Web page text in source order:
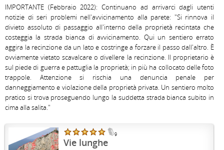
IMPORTANTE (Febbraio 2022): Continuano ad arrivarci dagli utenti
notizie di seri problemi nell'avvicinamento alla parete: "Si rinnova il
divieto assoluto di passaggio all'interno della proprietà recintata che
costeggia la strada bianca di avvicinamento. Qui un sentiero errato
aggira la recinzione da un lato e costringe a forzare il passo dall'altro. È
ovviamente vietato scavalcare o divellere la recinzione. Il proprietario è
sul piede di guerra e pattuglia la proprietà; in più ha collocato delle foto
trappole. Attenzione si rischia una denuncia penale per
danneggiamento e violazione della proprietà privata. Un sentiero molto
pratico si trova proseguendo lungo la suddetta strada bianca subito in
cima alla salita."
9
Vie lunghe